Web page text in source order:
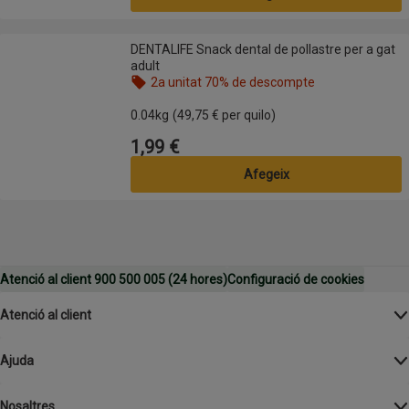
DENTALIFE Snack dental de pollastre per a gat adult
DENTALIFE Snack dental de pollastre per a gat
adult
2a unitat 70% de descompte
0.04kg (49,75 € per quilo)
Preu
1,99 €
Afegeix
Atenció al client 900 500 005 (24 hores)Configuració de cookies
Atenció al client
Ajuda